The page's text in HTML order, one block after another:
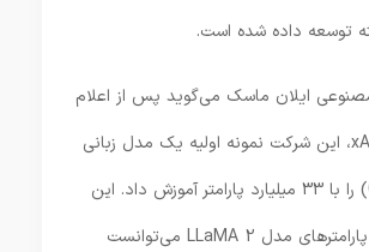
توسعه داده شده است.
ایلان ماسک می‌گوید پس از اعلام
خبر راه‌اندازی xAI، این شرکت نمونه اولیه یک مدل زبانی
بزرگ (Grok-0) را با 33 میلیارد پارامتر آموزش داد. این
مدل با نصف پارامترهای مدل LLaMA 2 می‌توانست